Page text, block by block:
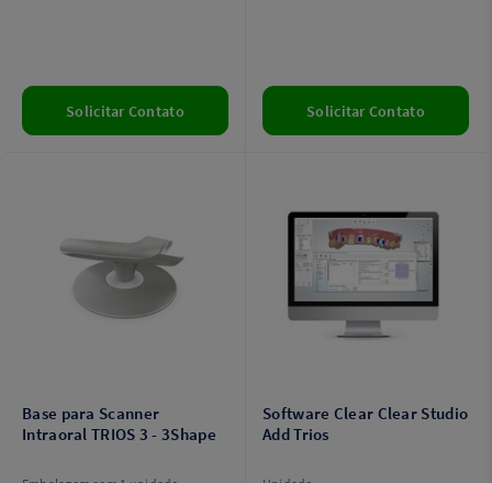
Solicitar Contato Solicitar Contato
Base para Scanner
Intraoral TRIOS 3 - 3Shape
Software Clear Clear Studio
Add Trios